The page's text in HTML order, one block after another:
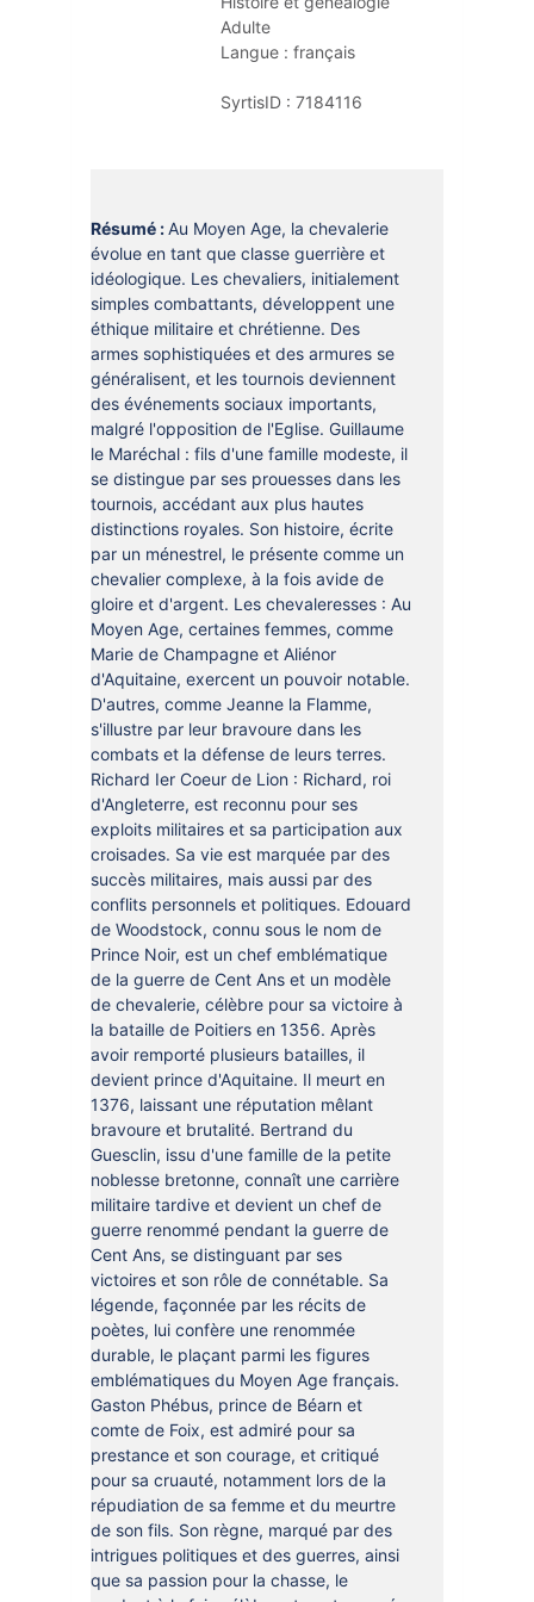
CRÉATHÈQUE
BOÎTES DE RETOUR 24H/24
POUR LES PROS
TOUS LES SERVICES
PROLONGER - RÉSERVER
EN CAS DE RETARD
Adulte
Langue : français
SyrtisID : 7184116
Résumé :Au Moyen Age, la chevalerie
évolue en tant que classe guerrière et
idéologique. Les chevaliers, initialement
simples combattants, développent une
éthique militaire et chrétienne. Des
armes sophistiquées et des armures se
généralisent, et les tournois deviennent
des événements sociaux importants,
malgré l'opposition de l'Eglise. Guillaume
le Maréchal : fils d'une famille modeste, il
se distingue par ses prouesses dans les
tournois, accédant aux plus hautes
distinctions royales. Son histoire, écrite
par un ménestrel, le présente comme un
chevalier complexe, à la fois avide de
gloire et d'argent. Les chevaleresses : Au
Moyen Age, certaines femmes, comme
Marie de Champagne et Aliénor
d'Aquitaine, exercent un pouvoir notable.
D'autres, comme Jeanne la Flamme,
s'illustre par leur bravoure dans les
combats et la défense de leurs terres.
Richard Ier Coeur de Lion : Richard, roi
d'Angleterre, est reconnu pour ses
exploits militaires et sa participation aux
croisades. Sa vie est marquée par des
succès militaires, mais aussi par des
conflits personnels et politiques. Edouard
de Woodstock, connu sous le nom de
Prince Noir, est un chef emblématique
de la guerre de Cent Ans et un modèle
de chevalerie, célèbre pour sa victoire à
la bataille de Poitiers en 1356. Après
avoir remporté plusieurs batailles, il
devient prince d'Aquitaine. Il meurt en
1376, laissant une réputation mêlant
bravoure et brutalité. Bertrand du
Guesclin, issu d'une famille de la petite
noblesse bretonne, connaît une carrière
militaire tardive et devient un chef de
guerre renommé pendant la guerre de
Cent Ans, se distinguant par ses
victoires et son rôle de connétable. Sa
légende, façonnée par les récits de
poètes, lui confère une renommée
durable, le plaçant parmi les figures
emblématiques du Moyen Age français.
Gaston Phébus, prince de Béarn et
comte de Foix, est admiré pour sa
prestance et son courage, et critiqué
pour sa cruauté, notamment lors de la
répudiation de sa femme et du meurtre
de son fils. Son règne, marqué par des
intrigues politiques et des guerres, ainsi
que sa passion pour la chasse, le